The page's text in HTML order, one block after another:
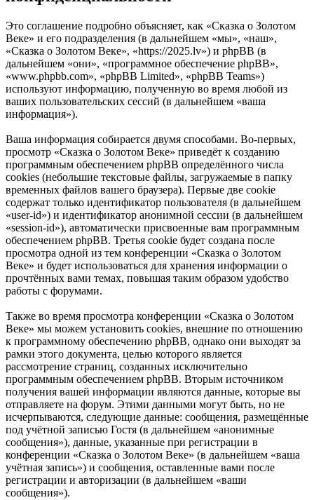
Это соглашение подробно объясняет, как «Сказка о Золотом
Веке» и его подразделения (в дальнейшем «мы», «наш»,
«Сказка о Золотом Веке», «https://2025.lv») и phpBB (в
дальнейшем «они», «программное обеспечение phpBB»,
«www.phpbb.com», «phpBB Limited», «phpBB Teams»)
используют информацию, полученную во время любой из
ваших пользовательских сессий (в дальнейшем «ваша
информация»).
Ваша информация собирается двумя способами. Во-первых,
просмотр «Сказка о Золотом Веке» приведёт к созданию
программным обеспечением phpBB определённого числа
cookies (небольшие текстовые файлы, загружаемые в папку
временных файлов вашего браузера). Первые две cookie
содержат только идентификатор пользователя (в дальнейшем
«user-id») и идентификатор анонимной сессии (в дальнейшем
«session-id»), автоматически присвоенные вам программным
обеспечением phpBB. Третья cookie будет создана после
просмотра одной из тем конференции «Сказка о Золотом
Веке» и будет использоваться для хранения информации о
прочтённых вами темах, повышая таким образом удобство
работы с форумами.
Также во время просмотра конференции «Сказка о Золотом
Веке» мы можем установить cookies, внешние по отношению
к программному обеспечению phpBB, однако они выходят за
рамки этого документа, целью которого является
рассмотрение страниц, созданных исключительно
программным обеспечением phpBB. Вторым источником
получения вашей информации являются данные, которые вы
отправляете на форум. Этими данными могут быть, но не
исчерпываются, следующие данные: сообщения, размещённые
под учётной записью Гостя (в дальнейшем «анонимные
сообщения»), данные, указанные при регистрации в
конференции «Сказка о Золотом Веке» (в дальнейшем «ваша
учётная запись») и сообщения, оставленные вами после
регистрации и авторизации (в дальнейшем «ваши
сообщения»).